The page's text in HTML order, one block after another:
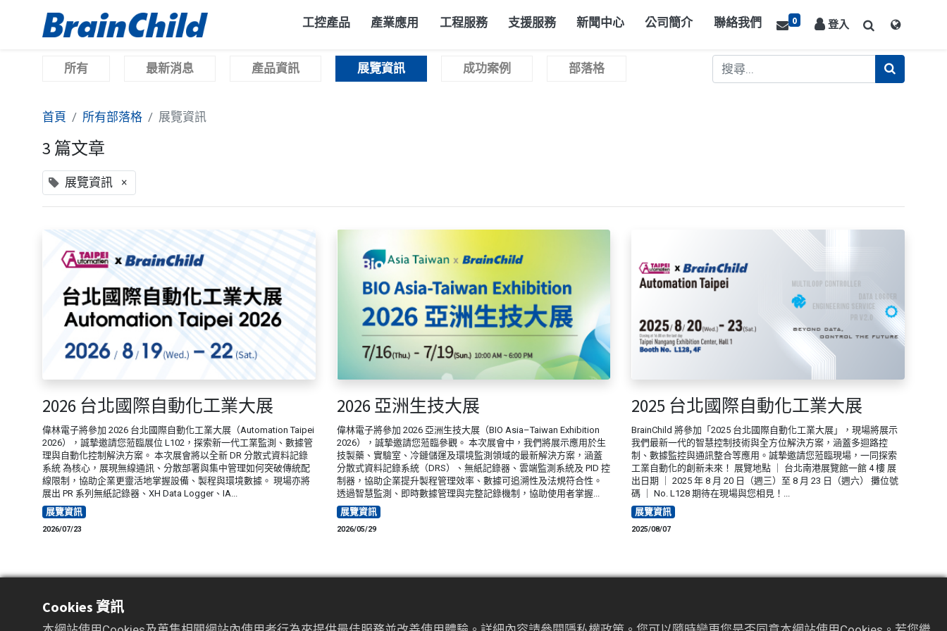
工控產品 產業應用 工程服務 支援服務 新聞中心 公司簡介 聯絡我們 0 登入
所有 最新消息 產品資訊 展覽資訊 成功案例 部落格
首頁 所有部落格 展覽資訊
3 篇文章
展覽資訊 ×
2026 台北國際自動化工業大展
偉林電子將參加 2026 台北國際自動化工業大展（Automation Taipei
2026），誠摯邀請您蒞臨展位 L102，探索新一代工業監測、數據管
理與自動化控制解決方案。 本次展會將以全新 DR 分散式資料記錄
系統 為核心，展現無線通訊、分散部署與集中管理如何突破傳統配
線限制，協助企業更靈活地掌握設備、製程與環境數據。 現場亦將
展出 PR 系列無紙記錄器、XH Data Logger、IA...
展覽資訊
2026/07/23
2026 亞洲生技大展
偉林電子將參加 2026 亞洲生技大展（BIO Asia–Taiwan Exhibition
2026），誠摯邀請您蒞臨參觀。 本次展會中，我們將展示應用於生
技製藥、實驗室、冷鏈儲運及環境監測領域的最新解決方案，涵蓋
分散式資料記錄系統（DRS）、無紙記錄器、雲端監測系統及 PID 控
制器，協助企業提升製程管理效率、數據可追溯性及法規符合性。
透過智慧監測、即時數據管理與完整記錄機制，協助使用者掌握...
展覽資訊
2026/05/29
2025 台北國際自動化工業大展
BrainChild 將參加「2025 台北國際自動化工業大展」，現場將展示
我們最新一代的智慧控制技術與全方位解決方案，涵蓋多迴路控
制、數據監控與通訊整合等應用。誠摯邀請您蒞臨現場，一同探索
工業自動化的創新未來！ 展覽地點 ｜ 台北南港展覽館一館 4 樓 展
出日期 ｜ 2025 年 8 月 20 日（週三）至 8 月 23 日（週六） 攤位號
碼 ｜ No. L128 期待在現場與您相見！...
展覽資訊
2025/08/07
Cookies 資訊